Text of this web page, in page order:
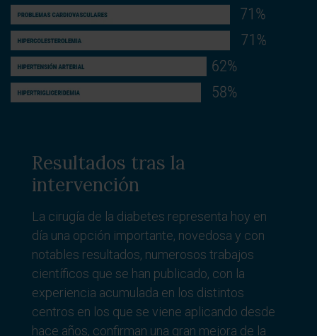
Resultados tras la
intervención
La cirugía de la diabetes representa hoy en
día una opción importante, novedosa y con
notables resultados, numerosos trabajos
científicos que se han publicado, con la
experiencia acumulada en los distintos
centros en los que se viene aplicando desde
hace años, confirman una gran mejora de la